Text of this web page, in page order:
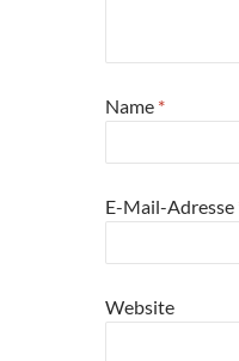
Name *
E-Mail-Adresse
Website